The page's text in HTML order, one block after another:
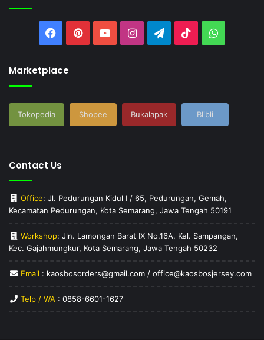
Facebook
PinterestYouTubeInstagramTelegram
TikTok
Marketplace
Tokopedia Shopee Bukalapak Blibli
Contact Us
Office: Jl. Pedurungan Kidul I / 65, Pedurungan, Gemah,
Kecamatan Pedurungan, Kota Semarang, Jawa Tengah 50191
Workshop: Jln. Lamongan Barat IX No.16A, Kel. Sampangan,
Kec. Gajahmungkur, Kota Semarang, Jawa Tengah 50232
Email : kaosbosorders@gmail.com / office@kaosbosjersey.com
Telp / WA : 0858-6601-1627